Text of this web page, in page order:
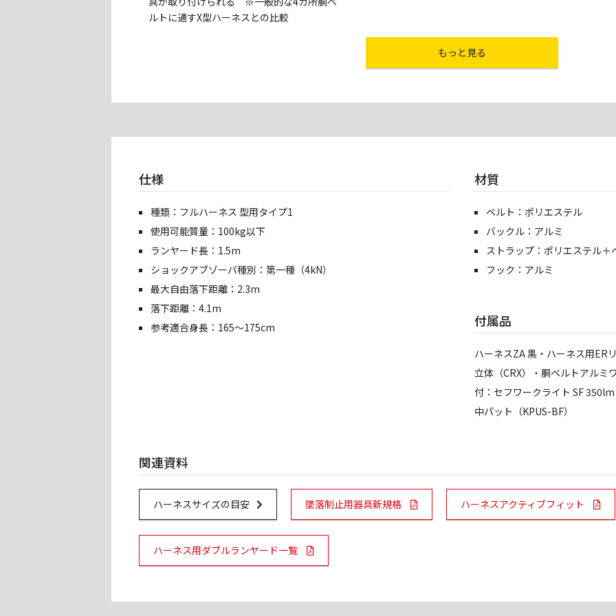
ルトに通すX型ハーネスとの比較
もっと見る
仕様
種類：フルハーネス 型用タイプ1
使用可能質量：100kg以下
ランヤード長：1.5m
ショックアブゾーバ種別：第一種（4kN）
最大自由落下距離：2.3m
落下距離：4.1m
参考適合身長：165～175cm
材質
ベルト：ポリエステル
バックル：アルミ
ストラップ：ポリエステル＋
フック：アルミ
付属品
ハーネスZA 黒・ハーネス用ER
立体（CRX）・胴ベルトアルミ
付：セフワークライト SF
中パット（KPUS-BF）
関連資料
ハーネスサイズの目安 Url Link 墜落制止用器具新規格 PDF Links ハーネスアクティブフィット PDF
ハーネス用ダブルランヤード一覧 PDF Links